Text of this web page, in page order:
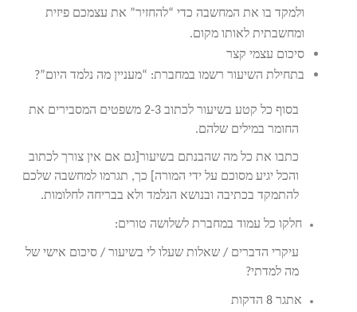
ולמקד בו את המחשבה כדי “להחזיר” את עצמכם פיזית
ומחשבתית לאותו מקום.
סיכום עצמי קצר
בתחילת השיעור רשמו במחברת: “מעניין מה נלמד היום”?
בסוף כל קטע בשיעור לכתוב 2-3 משפטים המסבירים את
החומר במילים שלהם.
כתבו את כל מה שהבנתם בשיעור[גם אם אין צורך לכתוב
והכל יגיע מסוכם על ידי המורה] כך, תגרמו למחשבה שלכם
להתמקד בכתיבה ובנושא הנלמד ולא בבריחה לחלומות.
חלקו כל עמוד במחברת לשלושה טורים:
עיקרי הדברים / שאלות שעלו לי בשיעור / סיכום אישי של
מה למדתי?
אתגר 8 הדקות